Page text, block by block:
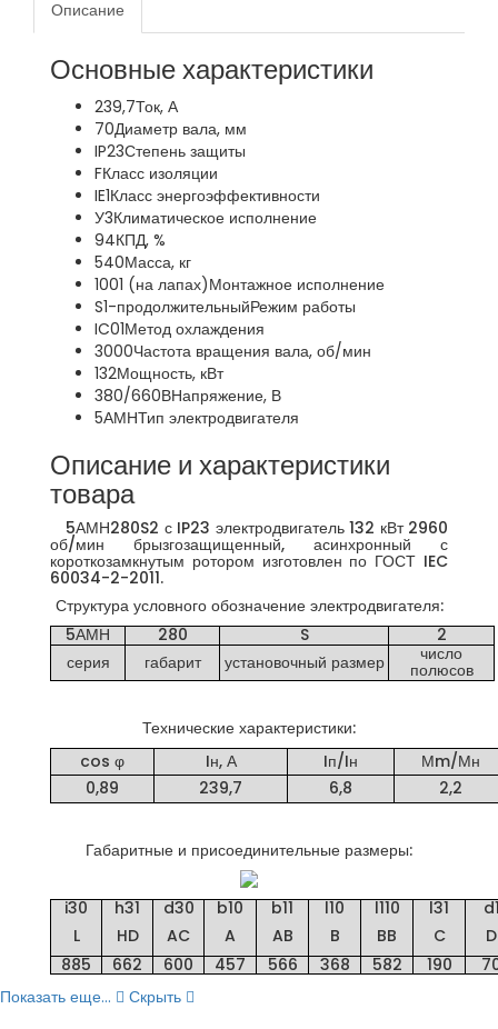
Описание
Основные характеристики
239,7Ток, А
70Диаметр вала, мм
IP23Степень защиты
FКласс изоляции
IE1Класс энергоэффективности
У3Климатическое исполнение
94КПД, %
540Масса, кг
1001 (на лапах)Монтажное исполнение
S1-продолжительныйРежим работы
IC01Метод охлаждения
3000Частота вращения вала, об/мин
132Мощность, кВт
380/660ВНапряжение, В
5АМНТип электродвигателя
Описание и характеристики
товара
5АМН280S2 с IP23 электродвигатель 132 кВт 2960
об/мин брызгозащищенный, асинхронный с
короткозамкнутым ротором изготовлен по ГОСТ IEC
60034-2-2011.
Структура условного обозначение электродвигателя:
5АМН
280 S
2
серия
габарит установочный размер число
полюсов
Технические характеристики:
cos φ
Iн, А Iп/Iн
Мm/Мн
0,89
239,7 6,8 2,2
Габаритные и присоединительные размеры:
i30
L
h31
HD
d30
AC
b10
A
b11
AB
l10
B
l110
BB
l31
C
D
885
662 600 457 566 368 582 190
Показать еще...
Скрыть